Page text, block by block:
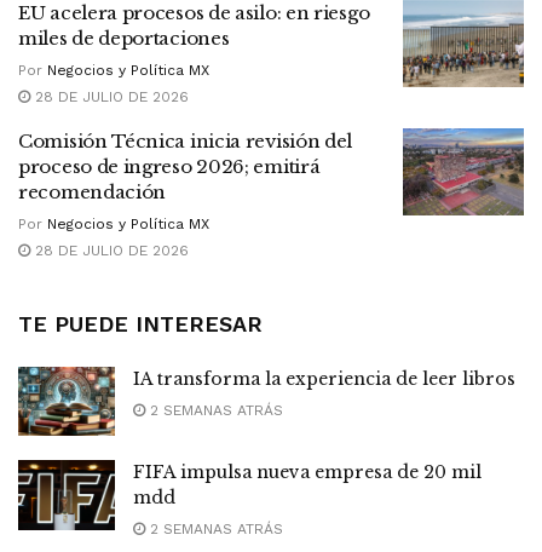
EU acelera procesos de asilo: en riesgo
miles de deportaciones
Por Negocios y Política MX
28 DE JULIO DE 2026
Comisión Técnica inicia revisión del
proceso de ingreso 2026; emitirá
recomendación
Por Negocios y Política MX
28 DE JULIO DE 2026
TE PUEDE INTERESAR
IA transforma la experiencia de leer libros
2 SEMANAS ATRÁS
FIFA impulsa nueva empresa de 20 mil
mdd
2 SEMANAS ATRÁS